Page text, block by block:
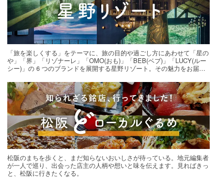
「旅を楽しくする」をテーマに、旅の目的や過ごし方にあわせて「星の
や」「界」「リゾナーレ」「OMO(おも)」「BEB(ベブ)」「LUCY(ルー
シー)」の 6 つのブランドを展開する星野リゾート。その魅力をお届け
松阪のまちを歩くと、まだ知らないおいしさが待っている。地元編集者
が一人で巡り、出会った店主の人柄や想いと味を伝えます。見ればきっ
と、松阪に行きたくなる。